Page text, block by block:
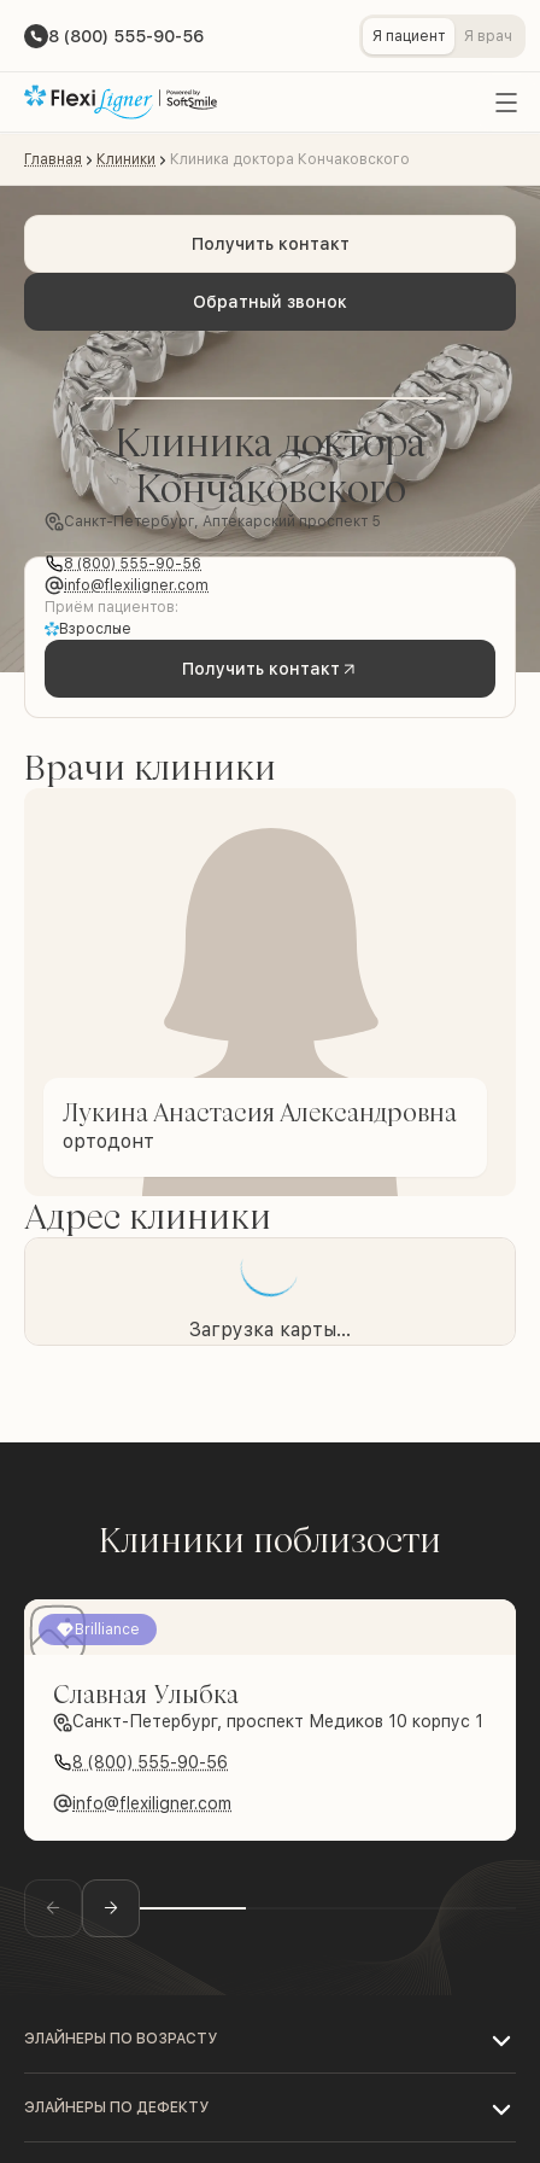
8 (800) 555-90-56 Я пациент Я врач
Главная Клиники Клиника доктора Кончаковского
Обратный звонок
Получить контакт
Клиника доктора
Кончаковского
Санкт-Петербург, Аптекарский проспект 5
8 (800) 555-90-56
info@flexiligner.com
Приём пациентов:
Взрослые
Получить контакт
Врачи клиники
Лукина Анастасия Александровна
ортодонт
Адрес клиники
Загрузка карты...
Клиники поблизости
Brilliance
Славная Улыбка
Санкт-Петербург, проспект Медиков 10 корпус 1
8 (800) 555-90-56
info@flexiligner.com
ЭЛАЙНЕРЫ ПО ВОЗРАСТУ
ЭЛАЙНЕРЫ ПО ДЕФЕКТУ